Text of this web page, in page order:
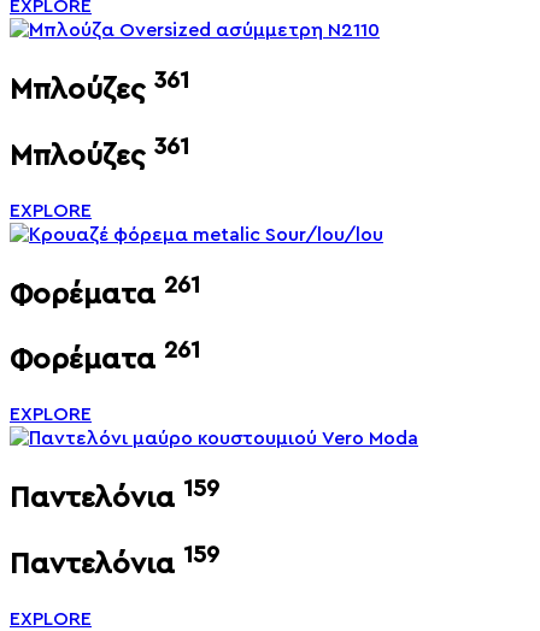
EXPLORE
Μπλούζες 361
Μπλούζες 361
EXPLORE
Φορέματα 261
Φορέματα 261
EXPLORE
Παντελόνια 159
Παντελόνια 159
EXPLORE